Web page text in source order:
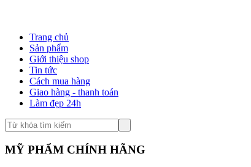
Trang chủ
Sản phẩm
Giới thiệu shop
Tin tức
Cách mua hàng
Giao hàng - thanh toán
Làm đẹp 24h
MỸ PHẨM CHÍNH HÃNG